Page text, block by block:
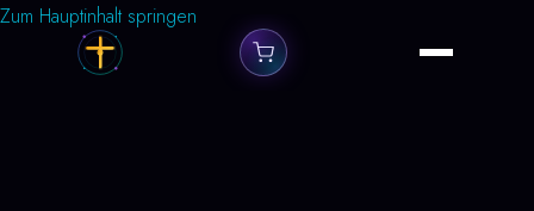
Zum Hauptinhalt springen